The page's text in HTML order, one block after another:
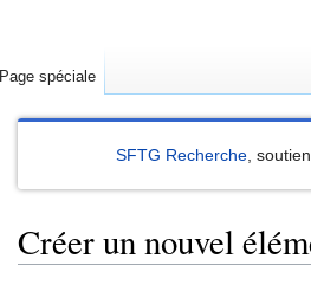
SFTG Recherche ,
Créer un nouvel
Page spéciale